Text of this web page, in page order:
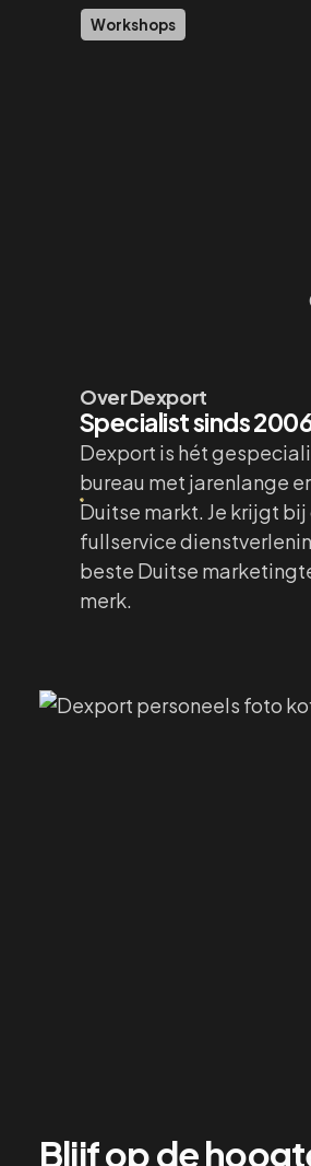
Workshops
Over Dexport
Specialist sinds
Dexport is hét
bureau met jarenlange
Duitse markt. Je krijgt bij
fullservice
beste Duitse
merk.
Blijf op de